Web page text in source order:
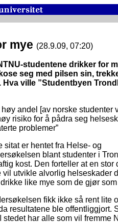
mye (28.9.09, 07:20)
studentene drikker for
seg med pilsen sin,
ville ”Studentbyen
høy andel [av norske studenter
risiko for å pådra seg
problemer”
sitat er hentet fra Helse- og
blant studenter i
kost. Den forteller at en stor
vil utvikle alvorlig helseskader
like mye som de gjør
fikk ikke så rent lite
resultatene ble offentliggjort.
har alle som vil fremme